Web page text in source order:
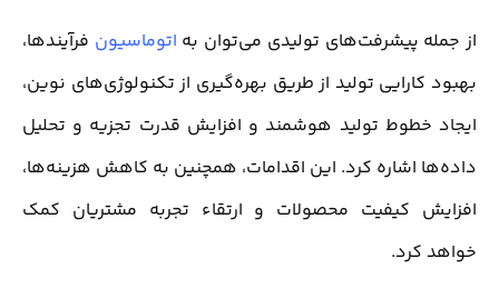
از جمله پیشرفت‌های تولیدی می‌توان به اتوماسیون فرآیندها،
بهبود کارایی تولید از طریق بهره‌گیری از تکنولوژی‌های نوین،
ایجاد خطوط تولید هوشمند و افزایش قدرت تجزیه و تحلیل
داده‌ها اشاره کرد. این اقدامات، همچنین به کاهش هزینه‌ها،
افزایش کیفیت محصولات و ارتقاء تجربه مشتریان کمک
خواهد کرد.